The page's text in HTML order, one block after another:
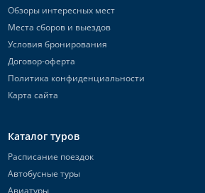
Обзоры интересных мест
Места сборов и выездов
Условия бронирования
Договор-оферта
Политика конфиденциальности
Карта сайта
Каталог туров
Расписание поездок
Автобусные туры
Авиатуры